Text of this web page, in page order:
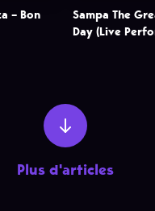
– Bon
Sampa The
Day (Live
Plus d'articles